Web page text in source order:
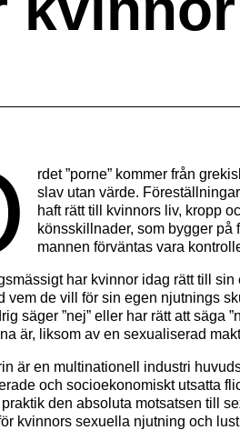
rdet ”porne” kommer från
slav utan värde.
haft rätt till kvinnors liv, kropp
könsskillnader, som bygger
mannen förväntas vara
har kvinnor idag rätt till
vem de vill för sin egen njutnings
säger ”nej” eller har rätt att säga
är, liksom av en sexualiserad
är en multinationell industri
och socioekonomiskt utsatta
den absoluta motsatsen till
kvinnors sexuella njutning och